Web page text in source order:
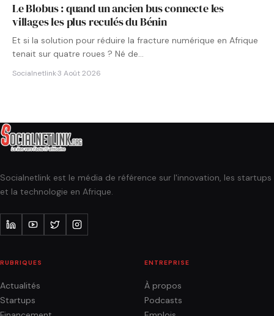
Le Blobus : quand un ancien bus connecte les
villages les plus reculés du Bénin
Et si la solution pour réduire la fracture numérique en Afrique
tenait sur quatre roues ? Né de…
Socialnetlink·3 Août 2026
Socialnetlink est le média de référence sur l'innovation, les startups
et la technologie en Afrique.
RUBRIQUES
Actualités
Startups
ENTREPRISE
À propos
Podcasts